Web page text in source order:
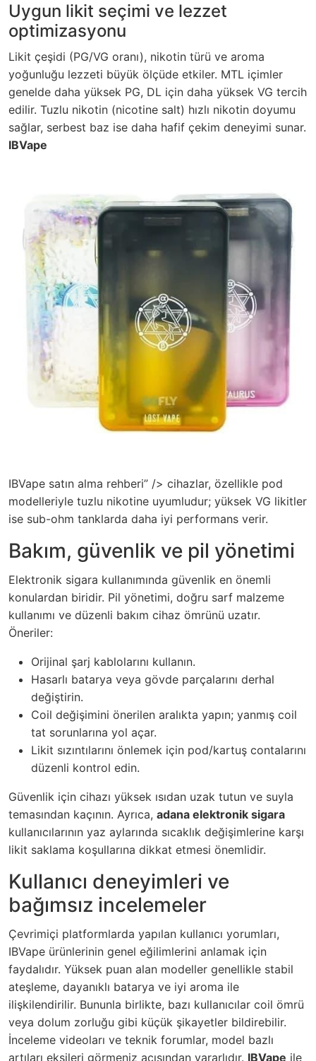
Uygun likit seçimi ve lezzet
optimizasyonu
Likit çeşidi (PG/VG oranı), nikotin türü ve aroma
yoğunluğu lezzeti büyük ölçüde etkiler. MTL içimler
genelde daha yüksek PG, DL için daha yüksek VG tercih
edilir. Tuzlu nikotin (nicotine salt) hızlı nikotin doyumu
sağlar, serbest baz ise daha hafif çekim deneyimi sunar.
IBVape
IBVape satın alma rehberi” /> cihazlar, özellikle pod
modelleriyle tuzlu nikotine uyumludur; yüksek VG likitler
ise sub-ohm tanklarda daha iyi performans verir.
Bakım, güvenlik ve pil yönetimi
Elektronik sigara kullanımında güvenlik en önemli
konulardan biridir. Pil yönetimi, doğru sarf malzeme
kullanımı ve düzenli bakım cihaz ömrünü uzatır.
Öneriler:
Orijinal şarj kablolarını kullanın.
Hasarlı batarya veya gövde parçalarını derhal
değiştirin.
Coil değişimini önerilen aralıkta yapın; yanmış coil
tat sorunlarına yol açar.
Likit sızıntılarını önlemek için pod/kartuş contalarını
düzenli kontrol edin.
Güvenlik için cihazı yüksek ısıdan uzak tutun ve suyla
temasından kaçının. Ayrıca, adana elektronik sigara
kullanıcılarının yaz aylarında sıcaklık değişimlerine karşı
likit saklama koşullarına dikkat etmesi önemlidir.
Kullanıcı deneyimleri ve
bağımsız incelemeler
Çevrimiçi platformlarda yapılan kullanıcı yorumları,
IBVape ürünlerinin genel eğilimlerini anlamak için
faydalıdır. Yüksek puan alan modeller genellikle stabil
ateşleme, dayanıklı batarya ve iyi aroma ile
ilişkilendirilir. Bununla birlikte, bazı kullanıcılar coil ömrü
veya dolum zorluğu gibi küçük şikayetler bildirebilir.
İnceleme videoları ve teknik forumlar, model bazlı
artıları eksileri görmeniz açısından yararlıdır. IBVape ile